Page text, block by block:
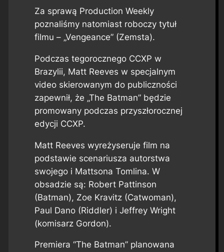
Za sprawą Production Weekly
poznaliśmy natomiast roboczy tytuł
filmu – „Vengeance” (Zemsta).
Podczas tegorocznego CCXP w
Brazylii, Matt Reeves w specjalnym
video skierowanym do publiczności
zapewnił, że „The Batman” będzie
promowany podczas przyszłorocznej
edycji CCXP.
Matt Reeves wyreżyseruje film na
podstawie scenariusza autorstwa
swojego i Mattsona Tomlina. W
obsadzie są: Robert Pattinson
(Batman), Zoe Kravitz (Catwoman),
Paul Dano (Riddler) i Jeffrey Wright
(komisarz Gordon).
Premiera “The Batman” planowana